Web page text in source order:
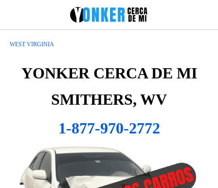
WEST VIRGINIA
YONKER CERCA DE MI
SMITHERS, WV
1-877-970-2772